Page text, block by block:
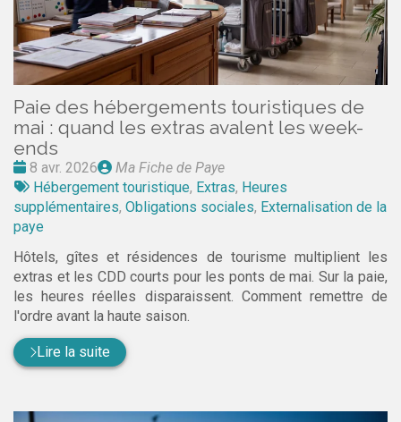
Paie des hébergements touristiques de
mai : quand les extras avalent les week-
ends
Date
:
8 avr. 2026
Publié
par
Ma Fiche de Paye
Tags
:
Hébergement touristique, Extras, Heures
supplémentaires, Obligations sociales, Externalisation de la
paye
Hôtels, gîtes et résidences de tourisme multiplient les
extras et les CDD courts pour les ponts de mai. Sur la paie,
les heures réelles disparaissent. Comment remettre de
l'ordre avant la haute saison.
Lire la suite